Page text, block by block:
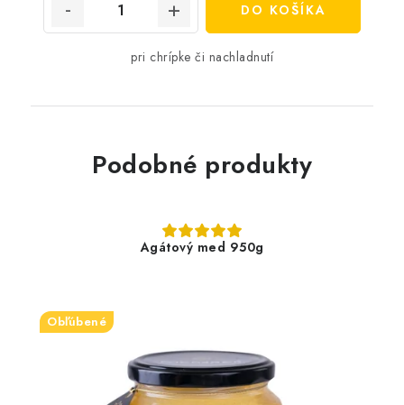
DO KOŠÍKA
pri chrípke či nachladnutí
Podobné produkty
Agátový med 950g
Obľúbené